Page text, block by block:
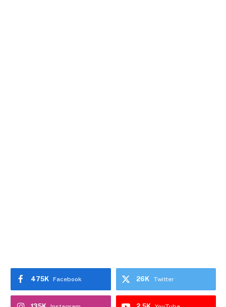
Facebook
475K Twitter
26K